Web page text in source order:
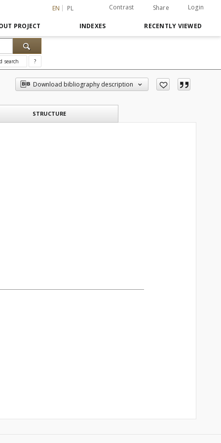
EN PL Contrast Share Login
PROJECT INDEXES RECENTLY VIEWED
search ?
Download bibliography description
STRUCTURE